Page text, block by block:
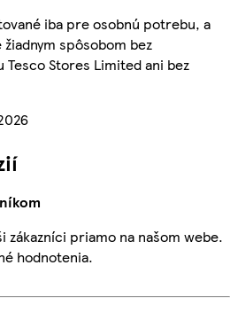
iba pre osobnú potrebu, a
spôsobom bez
Stores Limited ani bez
zákazníci priamo na našom webe.
hodnotenia.